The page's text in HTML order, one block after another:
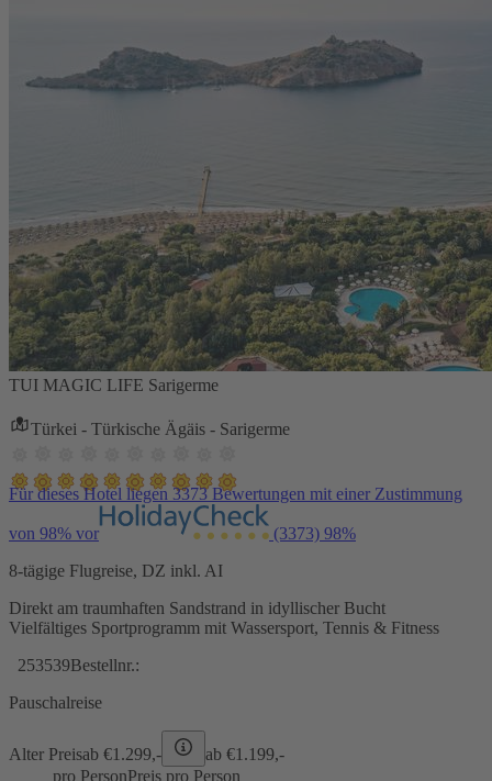
TUI MAGIC LIFE Sarigerme
Türkei - Türkische Ägäis - Sarigerme
Für dieses Hotel liegen 3373 Bewertungen mit einer Zustimmung
von 98% vor (3373) 98%
8-tägige Flugreise, DZ inkl. AI
Direkt am traumhaften Sandstrand in idyllischer Bucht
Vielfältiges Sportprogramm mit Wassersport, Tennis & Fitness
253539Bestellnr.:
Pauschalreise
Alter Preisab €1.299,- ab €1.199,-
pro PersonPreis pro Person